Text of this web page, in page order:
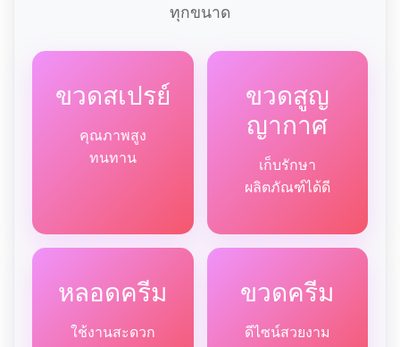
ทุกขนาด
ขวดสเปรย์
คุณภาพสูง
ทนทาน
ขวดสูญ
ญากาศ
เก็บรักษา
ผลิตภัณฑ์ได้ดี
หลอดครีม
ใช้งานสะดวก
ขวดครีม
ดีไซน์สวยงาม